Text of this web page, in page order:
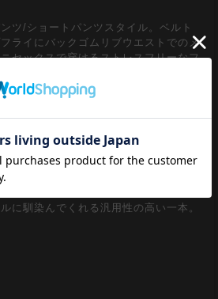
ツ/ショートパンツスタイル。ベルト
ライにバックゴムリブウエストでのメ
セックスで穿けるストレスフリーなフ
感を漂わせるウォッシュド加工を施し
々と落ちる極端にルーズでワイドなス
90ｓ、Y2Kのニュアンスをダイレクト
ーやラッパーが腰で落として穿いてい
エットを映えさせる無駄を削いだミニ
逆に印象的。ストリートスタイルはも
に馴染んでくれる汎用性の高い一本。